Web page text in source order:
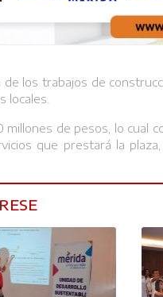
los trabajos de
locales.
de pesos, lo cual
que prestará la